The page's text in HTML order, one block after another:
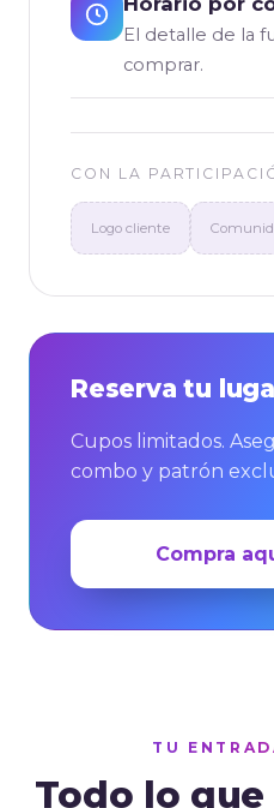
El detalle de la
comprar.
CON LA
Logo cliente
Reserva tu
Cupos limitados.
combo y patrón
Compra
TU
Todo lo